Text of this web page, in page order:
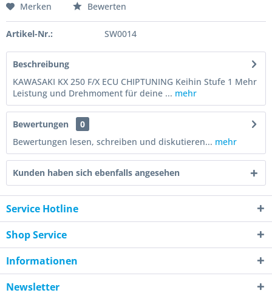
Merken Bewerten
Artikel-Nr.: SW0014
Beschreibung
KAWASAKI KX 250 F/X ECU CHIPTUNING Keihin Stufe 1 Mehr
Leistung und Drehmoment für deine ... mehr
Bewertungen
0
Bewertungen lesen, schreiben und diskutieren... mehr
Kunden haben sich ebenfalls angesehen
Service Hotline
Shop Service
Informationen
Newsletter